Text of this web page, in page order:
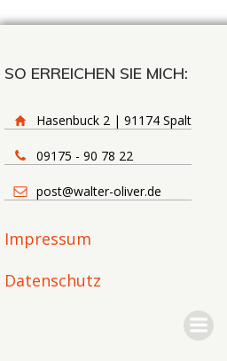
SO ERREICHEN SIE MICH:
Hasenbuck 2 | 91174 Spalt
09175 - 90 78 22
post@walter-oliver.de
Impressum
Datenschutz